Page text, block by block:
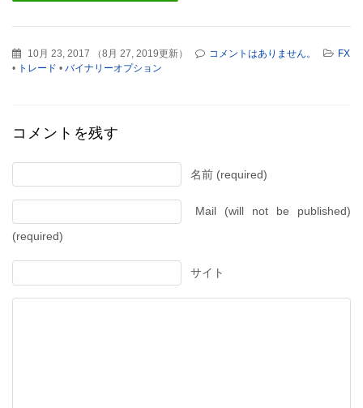
10月 23, 2017 （8月 27, 2019更新） コメントはありません。
FX
• トレード • バイナリーオプション
コメントを残す
名前 (required)
Mail (will not be published)
(required)
サイト